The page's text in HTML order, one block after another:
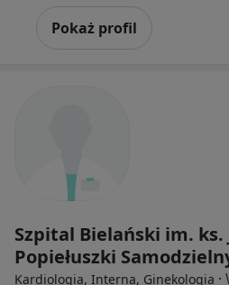
Pokaż profil
Szpital Bielański im. ks.
Popiełuszki
Kardiologia, Interna, Ginekologia ·